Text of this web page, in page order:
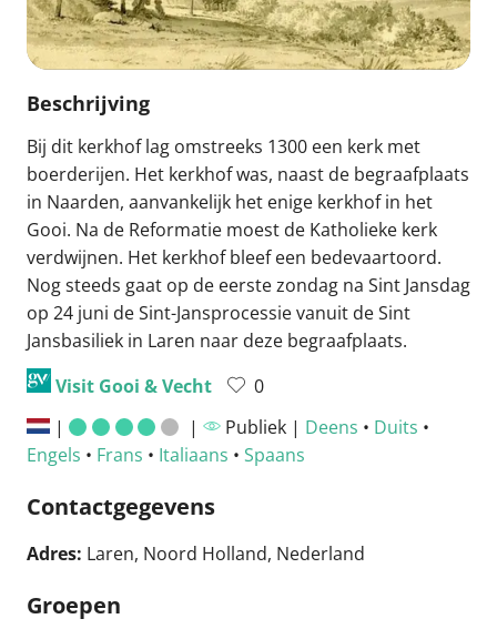
Beschrijving
Bij dit kerkhof lag omstreeks 1300 een kerk met
boerderijen. Het kerkhof was, naast de begraafplaats
in Naarden, aanvankelijk het enige kerkhof in het
Gooi. Na de Reformatie moest de Katholieke kerk
verdwijnen. Het kerkhof bleef een bedevaartoord.
Nog steeds gaat op de eerste zondag na Sint Jansdag
op 24 juni de Sint-Jansprocessie vanuit de Sint
Jansbasiliek in Laren naar deze begraafplaats.
Visit Gooi & Vecht
0
|
| Publiek | Deens • Duits •
Engels • Frans • Italiaans • Spaans
Contactgegevens
Adres: Laren, Noord Holland, Nederland
Groepen